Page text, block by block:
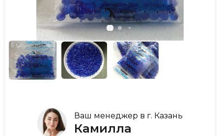
Ваш менеджер в г. Казань
Камилла